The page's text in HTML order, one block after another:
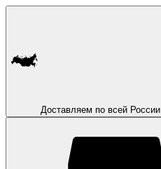
Доставляем по всей России